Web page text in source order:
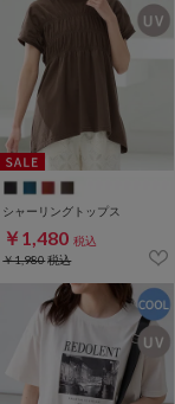
シャーリングトップス
￥1,480 税込
￥1,980税込